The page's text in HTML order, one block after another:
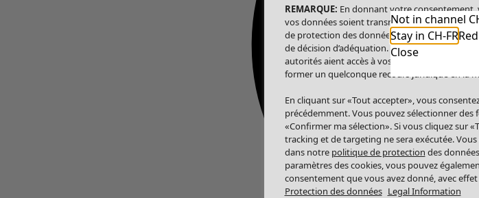
Not in channel
Stay in CH-FR
Close
REMARQUE: En donnant votre consentement,
vos données soient transmises aux États-Unis.
de protection des données comparable à celui
de décision d’adéquation. Par conséquent,
autorités aient accès à vos données à
former un quelconque recours juridique en la
En cliquant sur «Tout accepter», vous
précédemment. Vous pouvez sélectionner
«Confirmer ma sélection». Si vous cliquez sur
tracking et de targeting ne sera exécutée.
dans notre politique de protection des
paramètres des cookies, vous pouvez
consentement que vous avez donné, avec effet
Protection des données Legal Information